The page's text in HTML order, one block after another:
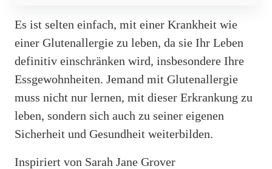
Es ist selten einfach, mit einer Krankheit wie
einer Glutenallergie zu leben, da sie Ihr Leben
definitiv einschränken wird, insbesondere Ihre
Essgewohnheiten. Jemand mit Glutenallergie
muss nicht nur lernen, mit dieser Erkrankung zu
leben, sondern sich auch zu seiner eigenen
Sicherheit und Gesundheit weiterbilden.
Inspiriert von Sarah Jane Grover